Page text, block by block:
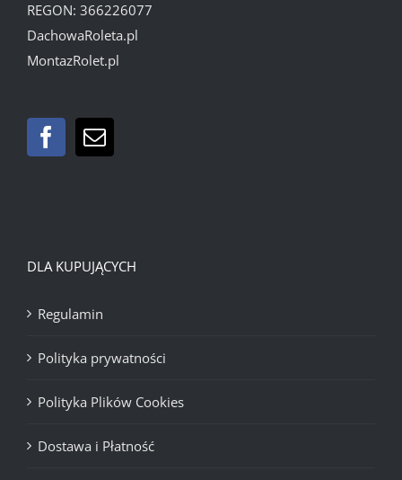
REGON: 366226077
DachowaRoleta.pl
MontazRolet.pl
DLA KUPUJĄCYCH
Regulamin
Polityka prywatności
Polityka Plików Cookies
Dostawa i Płatność